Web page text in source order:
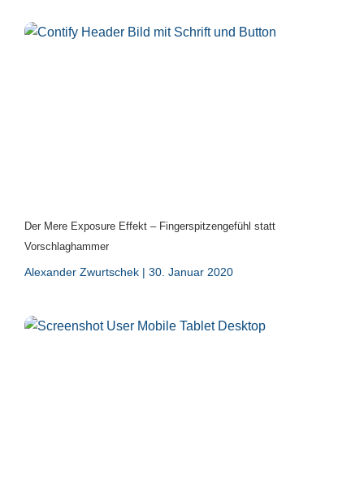
Der Mere Exposure Effekt – Fingerspitzengefühl statt
Vorschlaghammer
Alexander Zwurtschek 30. Januar 2020